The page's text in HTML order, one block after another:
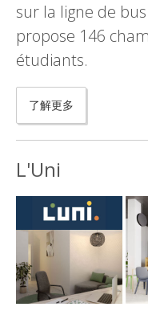
sur la ligne de
propose 146
étudiants.
了解更多
L'Uni